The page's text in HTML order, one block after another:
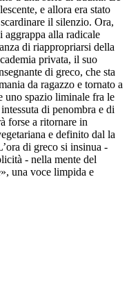
e allora era stato
il silenzio. Ora,
alla radicale
di riappropriarsi della
privata, il suo
di greco, che sta
da ragazzo e tornato a
uno spazio liminale fra le
di penombra e di
forse a ritornare in
e definito dal la
di greco si insinua -
- nella mente del
una voce limpida e